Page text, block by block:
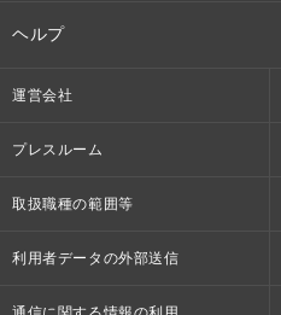
ヘルプ
運営会社
プレスルーム
取扱職種の範囲等
利用者データの外部送信